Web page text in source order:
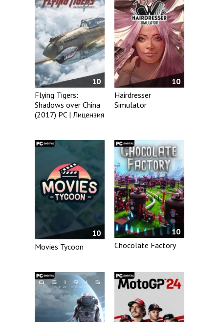
10
Flying Tigers:
Shadows over China
(2017) PC | Лицензия
10
Hairdresser
Simulator
10
Movies Tycoon
10
Chocolate Factory